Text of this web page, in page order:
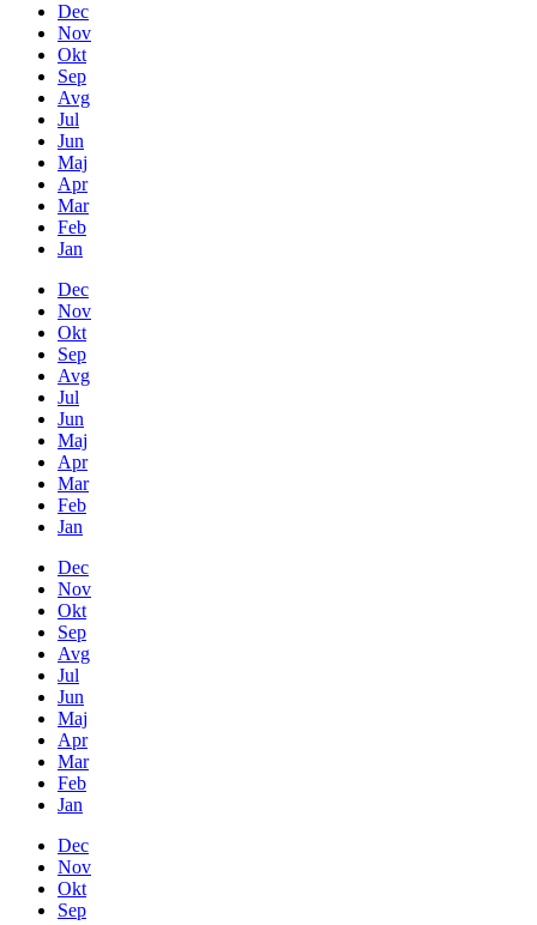
Dec
Nov
Okt
Sep
Avg
Jul
Jun
Maj
Apr
Mar
Feb
Jan
Dec
Nov
Okt
Sep
Avg
Jul
Jun
Maj
Apr
Mar
Feb
Jan
Dec
Nov
Okt
Sep
Avg
Jul
Jun
Maj
Apr
Mar
Feb
Jan
Dec
Nov
Okt
Sep